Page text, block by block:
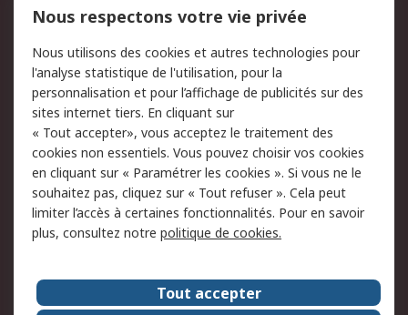
750.000 produits
2.500 marques
Retours
Support technique
Track & trace
Legal
Politique de cookies
Sécurité des e-mails
Politique de protection
des données - Mise à
jour
Conditions générales
de vente
A propos de RS
Nous respectons votre vie privée
Nous utilisons des cookies et autres technologies pour
l'analyse statistique de l'utilisation, pour la
personnalisation et pour l’affichage de publicités sur des
sites internet tiers. En cliquant sur
« Tout accepter», vous acceptez le traitement des
cookies non essentiels. Vous pouvez choisir vos cookies
en cliquant sur « Paramétrer les cookies ». Si vous ne le
souhaitez pas, cliquez sur « Tout refuser ». Cela peut
limiter l’accès à certaines fonctionnalités. Pour en savoir
plus, consultez notre politique de cookies.
Tout accepter